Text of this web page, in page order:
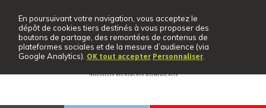
En poursuivant votre navigation, vous acceptez le
dépôt de cookies tiers destinés à vous proposer des
boutons de partage, des remontées de contenus de
plateformes sociales et de la mesure d’audience (via
Google Analytics). OK tout accepter Personnaliser